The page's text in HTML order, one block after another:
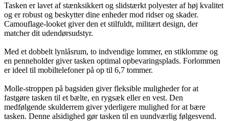
Tasken er lavet af stænksikkert og slidstærkt polyester af høj kvalitet
og er robust og beskytter dine enheder mod ridser og skader.
Camouflage-looket giver den et stilfuldt, militært design, der
matcher dit udendørsudstyr.
Med et dobbelt lynlåsrum, to indvendige lommer, en stiklomme og
en penneholder giver tasken optimal opbevaringsplads. Forlommen
er ideel til mobiltelefoner på op til 6,7 tommer.
Molle-stroppen på bagsiden giver fleksible muligheder for at
fastgøre tasken til et bælte, en rygsæk eller en vest. Den
medfølgende skulderrem giver yderligere mulighed for at bære
tasken. Denne alsidighed gør tasken til en uundværlig følgesvend.